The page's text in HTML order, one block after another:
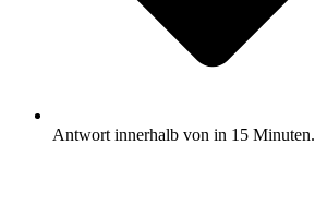
Antwort innerhalb von in 15 Minuten.